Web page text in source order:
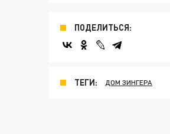
ПОДЕЛИТЬСЯ:
ТЕГИ: ДОМ ЗИНГЕРА